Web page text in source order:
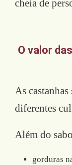
cheia de
O valor
As castanhas
diferentes
Além do
gorduras